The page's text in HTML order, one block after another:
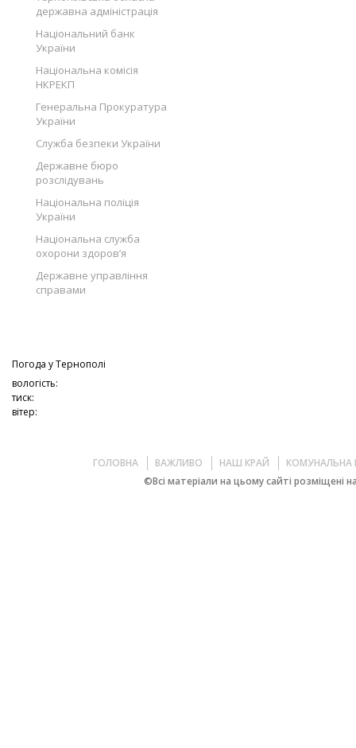
державна адміністрація
Національний банк
України
Національна комісія
НКРЕКП
Генеральна Прокуратура
України
Служба безпеки України
Державне бюро
розслідувань
Національна поліція
України
Національна служба
охорони здоров’я
Державне управління
справами
Погода уТернополі
вологість:
тиск:
вітер:
ГОЛОВНА ВАЖЛИВО НАШ КРАЙ
КОМУНАЛЬНА
©Всі матеріали на цьому сайті розміщені